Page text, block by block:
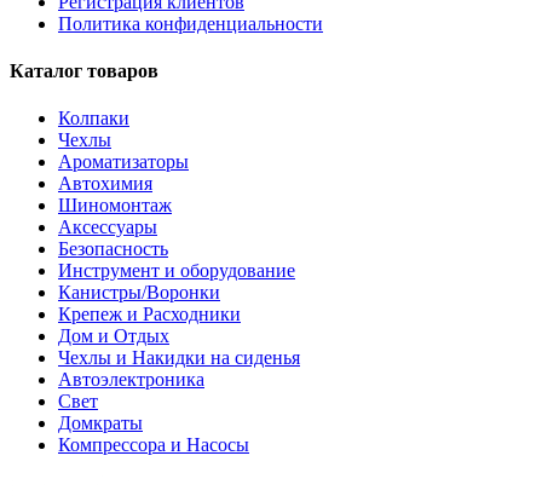
Политика конфиденциальности
Каталог товаров
Колпаки
Чехлы
Ароматизаторы
Автохимия
Шиномонтаж
Аксессуары
Безопасность
Инструмент и оборудование
Канистры/Воронки
Крепеж и Расходники
Дом и Отдых
Чехлы и Накидки на сиденья
Автоэлектроника
Свет
Домкраты
Компрессора и Насосы